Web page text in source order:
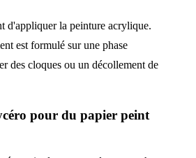
d'appliquer la peinture acrylique.
est formulé sur une phase
des cloques ou un décollement de
pour du papier peint